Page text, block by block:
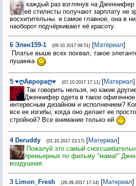
каждый раз взглянув на
её стилисты получают зарплату не
восхитительны. и самое главное, она в
наоборот подчёркивают её красоту.
6 Элен159-1 (09.10.2017 09:51) [Материал]
Платье выше всех похвал, такое
пушинка
5 ♥ღАврораღ♥ (07.10.2017 17:11) [Материал]
Так говорить нельзя, но какие
Дженнифер одета в такое
интересным дизайном и исполнением?
все ее изгибы, когда оно делает ее
стройной? Все внимание только ей
4 Deruddy (01.10.2017 23:17) [Материал]
Пожалуй это самый
премьерных по фильму "мама!" Джен
воздушная.
3 Limon_Fresh (26.09.2017 17:14) [Материал]